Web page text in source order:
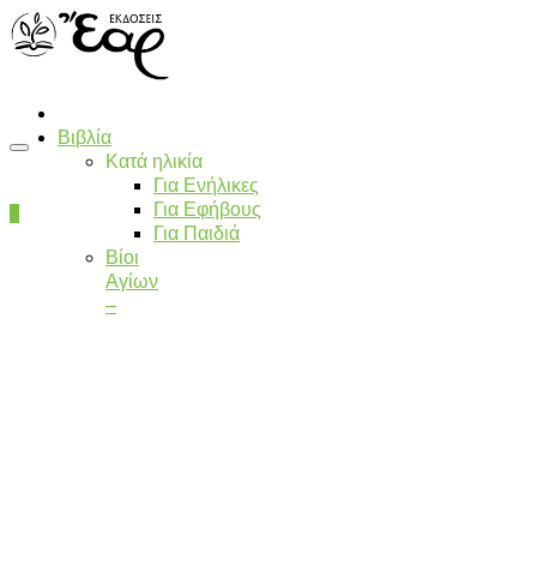
Βιβλία
Κατά ηλικία
Για Ενήλικες
Για Εφήβους
Για Παιδιά
Βίοι
Αγίων
–